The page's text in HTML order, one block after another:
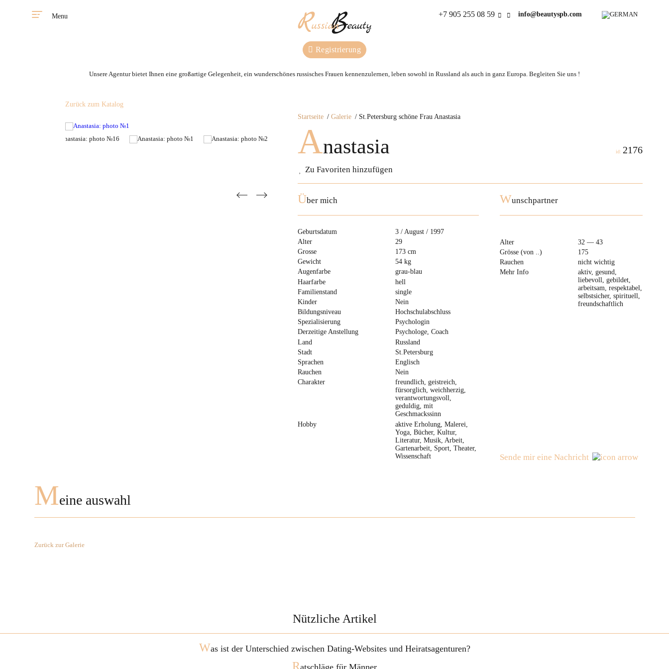
Menu +7 905 255 08 59 info@beautyspb.com
Registrierung
Unsere Agentur bietet Ihnen eine großartige Gelegenheit, ein wunderschönes russisches Frauen kennenzulernen, leben sowohl in Russland als auch in ganz Europa. Begleiten Sie uns !
Startseite Galerie St.Petersburg schöne Frau Anastasia
Anastasia
Zu Favoriten hinzufügen
id: 2176
Zurück zum Katalog
Über mich
Geburtsdatum
3 / August / 1997
Alter
29
Grosse
173 cm
Gewicht
54 kg
Augenfarbe
grau-blau
Haarfarbe
hell
Familienstand
single
Kinder
Nein
Bildungsniveau
Hochschulabschluss
Spezialisierung
Psychologin
Derzeitige Anstellung
Psychologe, Coach
Land
Russland
Stadt
St.Petersburg
Sprachen
Englisch
Rauchen
Nein
Charakter
freundlich, geistreich,
fürsorglich, weichherzig,
verantwortungsvoll,
geduldig, mit
Geschmackssinn
Hobby
aktive Erholung, Malerei,
Yoga, Bücher, Kultur,
Literatur, Musik, Arbeit,
Gartenarbeit, Sport, Theater,
Wissenschaft
Wunschpartner
Alter
32 — 43
Grösse (von ..)
175
Rauchen
nicht wichtig
Mehr Info
aktiv, gesund,
liebevoll, gebildet,
arbeitsam, respektabel,
selbstsicher, spirituell,
freundschaftlich
Sende mir eine Nachricht
Meine auswahl
Zurück zur Galerie
Nützliche Artikel
Was ist der Unterschied zwischen Dating-Websites und Heiratsagenturen?
Ratschläge für Männer